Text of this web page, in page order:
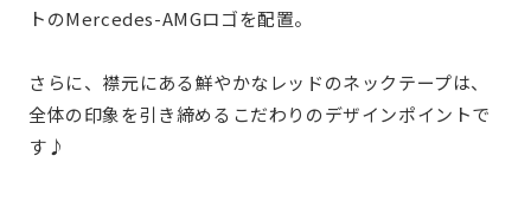
トのMercedes-AMGロゴを配置。
さらに、襟元にある鮮やかなレッドのネックテープは、
全体の印象を引き締めるこだわりのデザインポイントで
す♪